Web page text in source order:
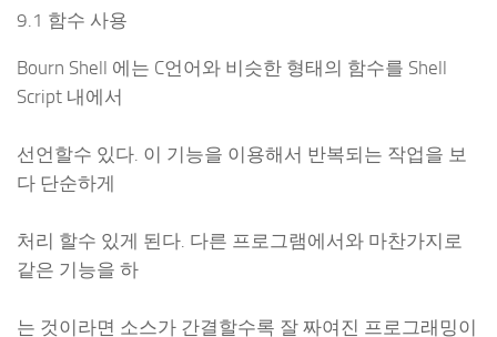
9.1 함수 사용
Bourn Shell 에는 C언어와 비슷한 형태의 함수를 Shell
Script 내에서
선언할수 있다. 이 기능을 이용해서 반복되는 작업을 보
다 단순하게
처리 할수 있게 된다. 다른 프로그램에서와 마찬가지로
같은 기능을 하
는 것이라면 소스가 간결할수록 잘 짜여진 프로그래밍이